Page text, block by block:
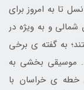
تا به امروز برای
و به ­ویژه در
به گفته ی برخی
وجود دارد. موسیقی بخشی به
خطه ی خراسان با